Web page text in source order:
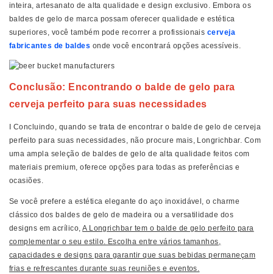
inteira, artesanato de alta qualidade e design exclusivo. Embora os
baldes de gelo de marca possam oferecer qualidade e estética
superiores, você também pode recorrer a profissionais cerveja
fabricantes de baldes onde você encontrará opções acessíveis.
Conclusão: Encontrando o balde de gelo para
cerveja perfeito para suas necessidades
Concluindo, quando se trata de encontrar o balde de gelo de cerveja
perfeito para suas necessidades, não procure mais, Longrichbar. Com
uma ampla seleção de baldes de gelo de alta qualidade feitos com
materiais premium, oferece opções para todas as preferências e
ocasiões.
Se você prefere a estética elegante do aço inoxidável, o charme
clássico dos baldes de gelo de madeira ou a versatilidade dos
designs em acrílico,A Longrichbar tem o balde de gelo perfeito para
complementar o seu estilo. Escolha entre vários tamanhos,
capacidades e designs para garantir que suas bebidas permaneçam
frias e refrescantes durante suas reuniões e eventos.